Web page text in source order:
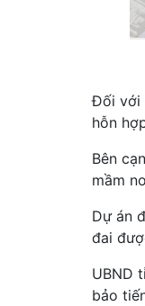
Đối với
hỗn
Bên
mầm
Dự án
đai
UBND
bảo